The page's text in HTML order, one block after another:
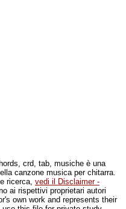
crd, tab, musiche è una
canzone musica per chitarra.
ricerca, vedi il Disclaimer -
ai rispettivi proprietari autori
own work and represents their